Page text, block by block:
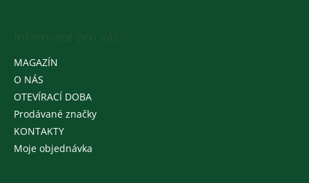
MAGAZÍN
O NÁS
OTEVÍRACÍ DOBA
Prodávané značky
KONTAKTY
Moje objednávka